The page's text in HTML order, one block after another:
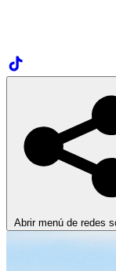
Abrir menú de redes